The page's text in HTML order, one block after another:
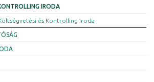
IRODA
és Kontrolling Iroda